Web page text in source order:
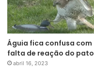
Águia fica confusa com
falta de reação do pato
abril 16, 2023